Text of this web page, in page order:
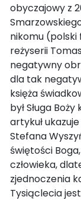
obyczajowy z
nikomu (polski
reżyserii
negatywny
dla tak
księża
był Sługa
artykuł
Stefana
świętości
człowieka,
zjednoczenia
Tysiąclecia